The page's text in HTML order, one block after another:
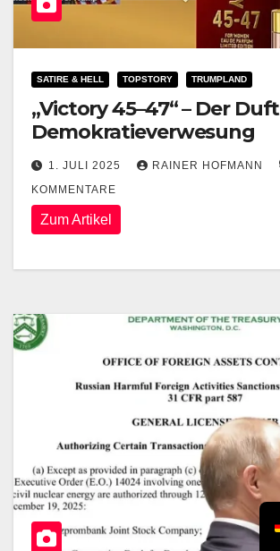
SATIRE & HELL TOPSTORY TRUMPLAND
„Victory 45–47“ – Der
Demokratieverwesung
1. JULI 2025 RAINER HOFMANN
KOMMENTARE
Zum Artikel